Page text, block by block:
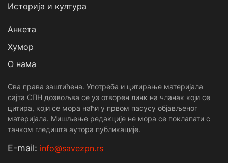
Историја и култура
Анкета
Хумор
О нама
Сва права заштићена. Употреба и цитирање материјала
сајта СПН дозвољва се уз отворен линк на чланак који се
цитира, који се мора наћи у првом пасусу објављеног
материјала. Мишљење редакције не мора се поклапати с
тачком гледишта аутора публикације.
Е-mail: info@savezpn.rs